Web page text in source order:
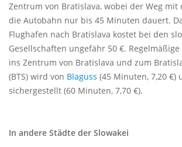
Zentrum von Bratislava, wobei der Weg mit
die Autobahn nur bis 45 Minuten dauert.
Flughafen nach Bratislava kostet bei den
Gesellschaften ungefähr 50 €.
ins Zentrum von Bratislava und zum
(BTS) wird von Blaguss (45 Minuten, 7,20 €)
sichergestellt (60 Minuten, 7,70 €).
In andere Städte der Slowakei